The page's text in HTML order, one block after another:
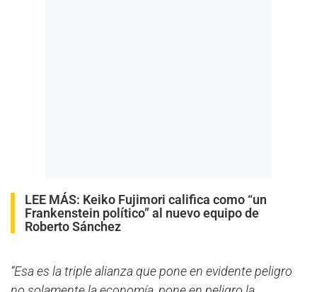
LEE MÁS: Keiko Fujimori califica como “un
Frankenstein político” al nuevo equipo de
Roberto Sánchez
“Esa es la triple alianza que pone en evidente peligro